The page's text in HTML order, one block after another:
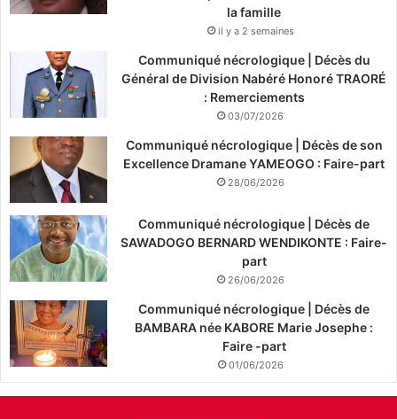
la famille
il y a 2 semaines
Communiqué nécrologique | Décès du
Général de Division Nabéré Honoré TRAORÉ
: Remerciements
03/07/2026
Communiqué nécrologique | Décès de son
Excellence Dramane YAMEOGO : Faire-part
28/06/2026
Communiqué nécrologique | Décès de
SAWADOGO BERNARD WENDIKONTE : Faire-
part
26/06/2026
Communiqué nécrologique | Décès de
BAMBARA née KABORE Marie Josephe :
Faire -part
01/06/2026